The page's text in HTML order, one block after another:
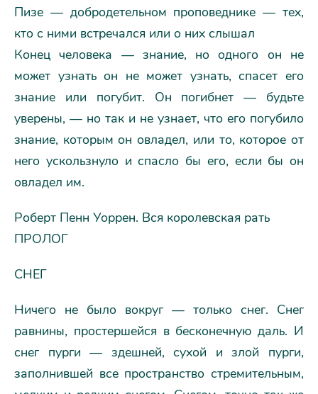
Пизе — добродетельном проповеднике — тех,
кто с ними встречался или о них слышал
Конец человека — знание, но одного он не
может узнать он не может узнать, спасет его
знание или погубит. Он погибнет — будьте
уверены, — но так и не узнает, что его погубило
знание, которым он овладел, или то, которое от
него ускользнуло и спасло бы его, если бы он
овладел им.
Роберт Пенн Уоррен. Вся королевская рать
ПРОЛОГ
СНЕГ
Ничего не было вокруг — только снег. Снег
равнины, простершейся в бесконечную даль. И
снег пурги — здешней, сухой и злой пурги,
заполнившей все пространство стремительным,